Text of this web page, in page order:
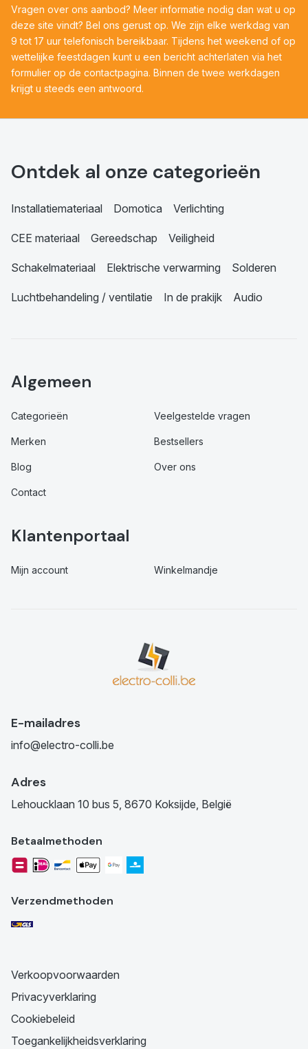
Vragen over ons aanbod? Meer informatie nodig dan wat u op
deze site vindt? Bel ons gerust op. We zijn elke werkdag van
9 tot 17 uur telefonisch bereikbaar. Tijdens het weekend of op
wettelijke feestdagen kunt u een bericht achterlaten via het
formulier op de contactpagina. Binnen de twee werkdagen
krijgt u steeds een antwoord.
Ontdek al onze categorieën
Installatiemateriaal Domotica Verlichting
CEE materiaal Gereedschap Veiligheid
Schakelmateriaal Elektrische verwarming Solderen
Luchtbehandeling / ventilatie In de prakijk Audio
Algemeen
Categorieën Veelgestelde vragen
Merken Bestsellers
Blog Over ons
Contact
Klantenportaal
Mijn account Winkelmandje
E-mailadres
info@electro-colli.be
Adres
Lehoucklaan 10 bus 5, 8670 Koksijde, België
Betaalmethoden
Verzendmethoden
Verkoopvoorwaarden
Privacyverklaring
Cookiebeleid
Toegankelijkheidsverklaring